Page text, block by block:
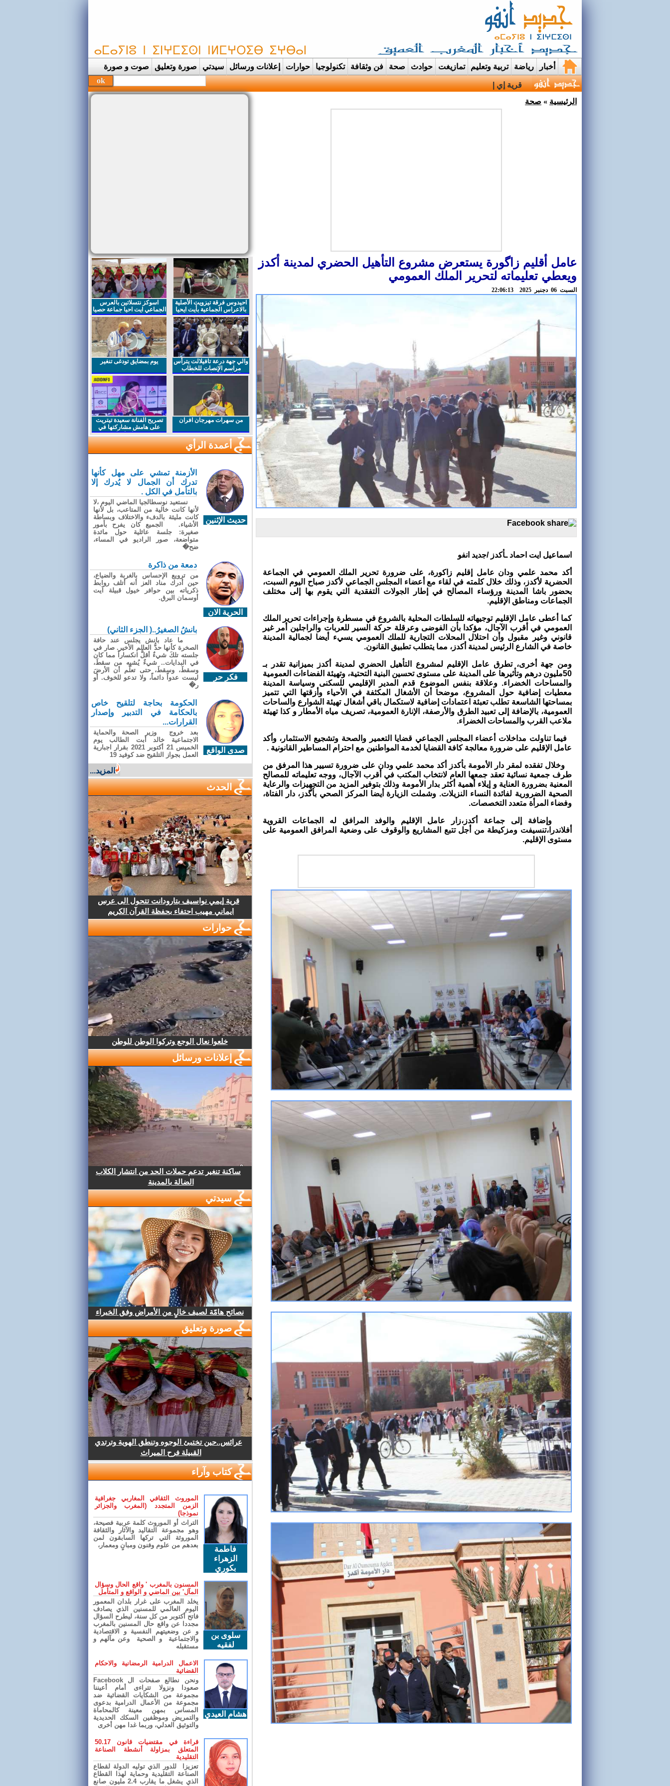
أخبار رياضة تربية وتعليم تمازيغت حوادث صحة فن وثقافة تكنولوجيا حوارات إعلانات ورسائل سيدتي صورة وتعليق صوت و صورة
قرية إيمي نواسيف بتارودانت تتحول الى عرس ايماني مهيب احتفاء بحفظة الق |
الرئيسية » صحة
عامل أقليم زاگورة يستعرض مشروع التأهيل الحضري لمدينة أكدز
ويعطي تعليماته لتحرير الملك العمومي
السبت 06 دجنبر 2025 22:06:13
اسماعيل ايت احماد ـأكدز /جديد انفو
أكد محمد علمي ودان عامل إقليم زاكورة، على ضرورة تحرير الملك العمومي في الجماعة
الحضرية لأكدز، وذلك خلال كلمته في لقاء مع أعضاء المجلس الجماعي لأكدز صباح اليوم السبت،
بحضور باشا المدينة ورؤساء المصالح في إطار الجولات التفقدية التي يقوم بها إلى مختلف
الجماعات ومناطق الإقليم.
كما أعطى عامل الإقليم توجيهاته للسلطات المحلية بالشروع في مسطرة وإجراءات تحرير الملك
العمومي في أقرب الآجال، مؤكدا بأن الفوضى وعرقلة حركة السير للعربات والراجلين أمر غير
قانوني وغير مقبول وأن احتلال المحلات التجارية للملك العمومي يسيء أيضا لجمالية المدينة
خاصة في الشارع الرئيس لمدينة أكدز، مما يتطلب تطبيق القانون.
ومن جهة أخرى، تطرق عامل الإقليم لمشروع التأهيل الحضري لمدينة أكدز بميزانية تقدر بـ
50مليون درهم وتأثيرها على المدينة على مستوى تحسين البنية التحتية، وتهيئة الفضاءات العمومية
والمساحات الخضراء. وعلاقة بنفس الموضوع قدم المدير الإقليمي للسكنى وسياسة المدينة
معطيات إضافية حول المشروع، موضحا أن الأشغال المكثفة في الأحياء وأزقتها التي تتميز
بمساحتها الشاسعة تطلب تعبئة اعتمادات إضافية لاستكمال باقي أشغال تهيئة الشوارع والساحات
العمومية، بالإضافة إلى تعبيد الطرق والأرصفة، الإنارة العمومية، تصريف مياه الأمطار و كذا تهيئة
ملاعب القرب والمساحات الخضراء.
فيما تناولت مداخلات أعضاء المجلس الجماعي قضايا التعمير والصحة وتشجيع الاستثمار، وأكد
عامل الإقليم على ضرورة معالجة كافة القضايا لخدمة المواطنين مع احترام المساطير القانونية .
وخلال تفقده لمقر دار الأمومة بأكدز أكد محمد علمي ودان على ضرورة تسيير هذا المرفق من
طرف جمعية نسائية تعقد جمعها العام لانتخاب المكتب في أقرب الآجال، ووجه تعليماته للمصالح
المعنية بضرورة العناية و إيلاء أهمية أكثر بدار الأمومة وذلك بتوفير المزيد من التجهيزات والرعاية
الصحية الضرورية لفائدة النساء النزيلات. وشملت الزيارة أيضا المركز الصحي بأگدز، دار الفتاة،
وفضاء المرأة متعدد التخصصات.
وإضافة إلى جماعة أكدز،زار عامل الإقليم والوفد المرافق له الجماعات القروية
أفلاندرا،تنسيفت ومزكيطة من أجل تتبع المشاريع والوقوف على وضعية المرافق العمومية على
مستوى الإقليم.
احيدوس فرقة تيزويت الأصلية
بالاعراس الجماعية بأيت ايحيا
اسوكز نتسلاتين بالعرس
الجماعي ايت احيا جماعة حصيا
والي جهة درعة تافيلالت يترأس
مراسم الإنصات للخطاب
الملكي السامي بمناسبة
يوم بمضايق تودغى تنغير
من سهرات مهرجان افران
تصريح الفنانة سعيدة تيتريت
على هامش مشاركتها في
مهرجان افران
أعمدة الرأي
حديث الإثنين
الأزمنة تمشي على مهل كأنها
تدرك أن الجمال لا يُدرك إلا
بالتأمل في الكل .
نستعيد نوسطالجيا الماضي اليوم ،لا
لأنها كانت خالية من المتاعب، بل لأنها
كانت مليئة بالدفء والاختلاف وبساطة
الأشياء. الجميع كان يفرح بأمور
صغيرة: جلسة عائلية حول مائدة
متواضعة، صور الراديو في المساء،
ضح�
الحرية الان
دمعة من ذاكرة
من ترويع الإحساس بالغربة والضياع،
حين أدرك مناد العز أنه أتلف روابط
ذكرياته بين حوافر خيول قبيلة آيت
أوسمان البرق.
فكر حر
بانشُ الصغيرُ..( الجزء الثاني)
ما عاد بانش يجلس عند حافة
الصخرة كأنها حدُّ العالم الأخير. صار في
جلسته تلكَ شيءٌ أقلُّ انكساراً مما كان
في البدايات.. شيءٌ يُشبِه من سقطَ،
وسقطَ، وسقطَ، حتى تعلّم أن الأرضَ
ليست عدواً دائماً، ولا تدعو للخوف. أو
ر�
صدى الواقع
الحكومة بحاجة لتلقيح خاص
بالحكامة في التدبير وإصدار
القرارات...
بعد خروج وزير الصحة والحماية
الاجتماعية خالد أبت الطالب يوم
الخميس 21 أكتوبر 2021 بقرار اجبارية
العمل بجواز التلقيح ضد كوفيد 19
المزيد...
الحدث
قرية إيمي نواسيف بتارودانت تتحول الى عرس
ايماني مهيب احتفاء بحفظة القرآن الكريم
حوارات
خلعوا نعال الوجع وتركوا الوطن للوطن
إعلانات ورسائل
ساكنة تنغير تدعم حملات الحد من انتشار الكلاب
الضالة بالمدينة
سيدتي
نصائح هامّة لصيف خالٍ من الأمراض وفق الخبراء
صورة وتعليق
عرائس..حين تختبئ الوجوه وتنطق الهوية وترتدي
القبيلة فرح الميراث
كتاب وآراء
فاطمة
الزهراء
بكوري
الموروث الثقافي المغاربي جغرافية
الزمن المتجدد (المغرب والجزائر
نموذجا)
التراث أو الموروث كلمة عربية فصيحة،
وهو مجموعة التقاليد والآثار والثقافة
الموروثة التي تركها السابقون لمن
بعدهم من علوم وفنون ومبانٍ ومعمار،
سلوى بن
لفقيه
المسنون بالمغرب ' واقع الحال وسؤال
المآل' بين الماضي و الواقع و المتأمل
يخلد المغرب على غرار بلدان المعمور
اليوم العالمي للمسنين الذي يصادف
فاتح أكتوبر من كل سنة، ليطرح السؤال
مجددا عن واقع حال المسنين بالمغرب
و عن وضعيتهم النفسية و الاقتصادية
والاجتماعية و الصحية وعن مآلهم و
مستقبله
هشام العيدي
الاعمال الدرامية الرمضانية والاحكام
القضائية
ونحن نطالع صفحات ال Facebook
صعودا ونزولا تتراءى أمام أعيننا
مجموعة من الشكايات القضائية ضد
مجموعة من الأعمال الدرامية بدعوى
المساس بمهن معينة كالمحاماة
والتمريض وموظفين السكك الحديدية
والتوثيق العدلي، وربما غدا مهن أخرى
قراءة في مقتضيات قانون 50.17
المتعلق بمزاولة أنشطة الصناعة
التقليدية
تعزيزا للدور الذي توليه الدولة لقطاع
الصناعة التقليدية وحماية لهذا القطاع
الذي يشغل ما يقارب 2.4 مليون صانع